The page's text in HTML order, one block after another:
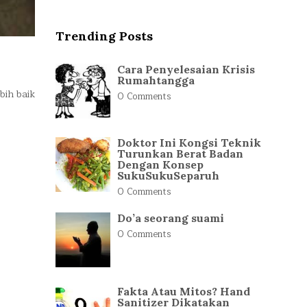
baik
Trending Posts
Cara Penyelesaian Krisis
Rumahtangga
0 Comments
Doktor Ini Kongsi Teknik
Turunkan Berat Badan
Dengan Konsep
SukuSukuSeparuh
0 Comments
Do’a seorang suami
0 Comments
Fakta Atau Mitos? Hand
Sanitizer Dikatakan